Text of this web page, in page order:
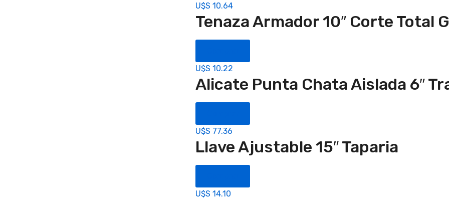
U$S 10.64
Tenaza Armador 10″ Corte Total
U$S 10.22
Alicate Punta Chata Aislada 6″
U$S 77.36
Llave Ajustable 15″ Taparia
U$S 14.10